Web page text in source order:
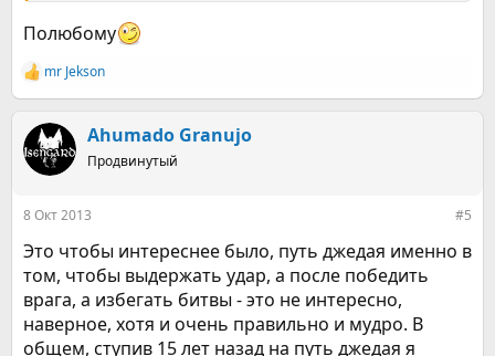
Полюбому
Р
е
к
ц
и
mr Jekson
Ahumado Granujo
Продвинутый
8 Окт 2013 #5
Это чтобы интереснее было, путь джедая именно в
том, чтобы выдержать удар, а после победить
врага, а избегать битвы - это не интересно,
наверное, хотя и очень правильно и мудро. В
общем, ступив 15 лет назад на путь джедая я